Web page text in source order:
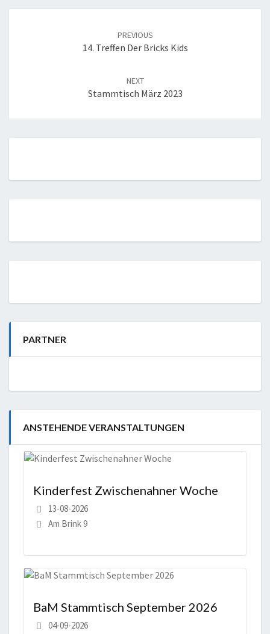
PREVIOUS
14. Treffen Der Bricks Kids
NEXT
Stammtisch März 2023
PARTNER
ANSTEHENDE VERANSTALTUNGEN
Kinderfest Zwischenahner Woche
13-08-2026
Am Brink 9
BaM Stammtisch September 2026
04-09-2026